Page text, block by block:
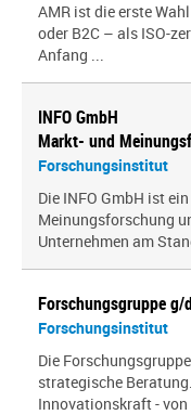
AMR ist die erste
oder B2C – als ISO-
Anfang ...
INFO GmbH
Markt- und
Forschungsinstitut
Die INFO GmbH ist
Meinungsforschung
Unternehmen am
Forschungsgruppe g/
Forschungsinstitut
Die
strategische
Innovationskraft - von